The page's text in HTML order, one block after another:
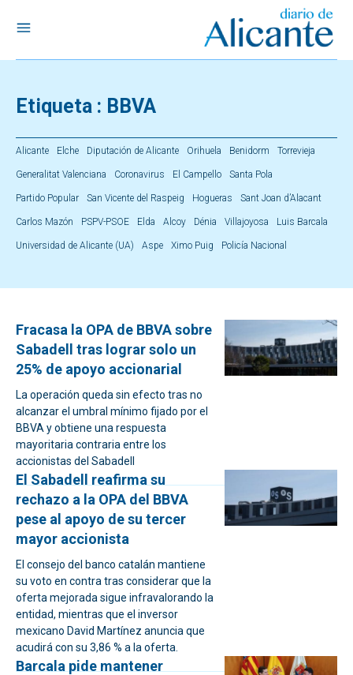
Etiqueta : BBVA
Alicante Elche Diputación de Alicante Orihuela Benidorm Torrevieja
Generalitat Valenciana Coronavirus El Campello Santa Pola
Partido Popular San Vicente del Raspeig Hogueras Sant Joan d’Alacant
Carlos Mazón PSPV-PSOE Elda Alcoy Dénia Villajoyosa Luis Barcala
Universidad de Alicante (UA) Aspe Ximo Puig Policía Nacional
Fracasa la OPA de BBVA sobre
Sabadell tras lograr solo un
25% de apoyo accionarial
La operación queda sin efecto tras no
alcanzar el umbral mínimo fijado por el
BBVA y obtiene una respuesta
mayoritaria contraria entre los
accionistas del Sabadell
El Sabadell reafirma su
rechazo a la OPA del BBVA
pese al apoyo de su tercer
mayor accionista
El consejo del banco catalán mantiene
su voto en contra tras considerar que la
oferta mejorada sigue infravalorando la
entidad, mientras que el inversor
mexicano David Martínez anuncia que
acudirá con su 3,86 % a la oferta.
Barcala pide mantener